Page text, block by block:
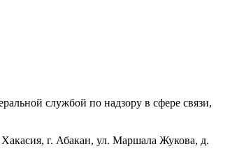
службой по надзору в сфере связи,
г. Абакан, ул. Маршала Жукова, д.